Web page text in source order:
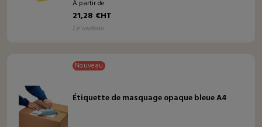
À partir de
21,28 €HT
le rouleau
Nouveau
Étiquette de masquage opaque bleue A4